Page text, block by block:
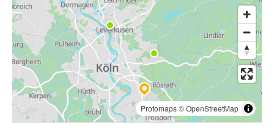
Protomaps©OpenStreetMap